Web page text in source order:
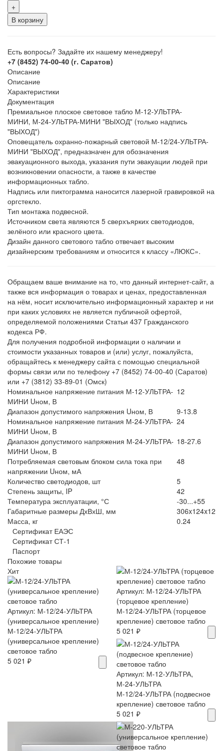
+
В корзину
Есть вопросы? Задайте их нашему менеджеру!
+7 (8452) 74-00-40 (г. Саратов)
Описание
Описание
Характеристики
Документация
Премиальное плоское световое табло М-12-УЛЬТРА-
МИНИ, М-24-УЛЬТРА-МИНИ "ВЫХОД" (только надпись
"ВЫХОД")
Оповещатель охранно-пожарный световой М-12/24-УЛЬТРА-
МИНИ "ВЫХОД", предназначен для обозначения
эвакуационного выхода, указания пути эвакуации людей при
возникновении опасности, а также в качестве
информационных табло.
Надпись или пиктограмма наносится лазерной гравировкой на
оргстекло.
Тип монтажа подвесной.
Источником света являются 5 сверхъярких светодиодов,
зелёного или красного цвета.
Дизайн данного светового табло отвечает высоким
дизайнерским требованиям и относится к классу «ЛЮКС».
Обращаем ваше внимание на то, что данный интернет-сайт, а
также вся информация о товарах и ценах, предоставленная
на нём, носит исключительно информационный характер и ни
при каких условиях не является публичной офертой,
определяемой положениями Статьи 437 Гражданского
кодекса РФ.
Для получения подробной информации о наличии и
стоимости указанных товаров и (или) услуг, пожалуйста,
обращайтесь к менеджеру сайта с помощью специальной
формы связи или по телефону +7 (8452) 74-00-40 (Саратов)
или +7 (3812) 33-89-01 (Омск)
Номинальное напряжение питания М-12-УЛЬТРА-
МИНИ Uном, В
12
Диапазон допустимого напряжения Uном, В
9-13.8
Номинальное напряжение питания М-24-УЛЬТРА-
МИНИ Uном, В
24
Диапазон допустимого напряжения М-24-УЛЬТРА-
МИНИ Uном, В
18-27.6
Потребляемая световым блоком сила тока при
напряжении Uном, мА
48
Количество светодиодов, шт
5
Степень защиты, IP
42
Температура эксплуатации, °С
-30...+55
Габаритные размеры ДхВхШ, мм
306x124x12
Масса, кг
0.24
Сертификат ЕАЭС
Сертификат СТ-1
Паспорт
Похожие товары
Хит
Артикул: М-12/24-УЛЬТРА
(универсальное крепление)
М-12/24-УЛЬТРА
(универсальное крепление)
световое табло
5 021 ₽
Артикул: М-12/24-УЛЬТРА
(торцевое крепление)
М-12/24-УЛЬТРА (торцевое
крепление) световое табло
5 021 ₽
Артикул: М-12-УЛЬТРА,
М-24-УЛЬТРА
М-12/24-УЛЬТРА (подвесное
крепление) световое табло
5 021 ₽